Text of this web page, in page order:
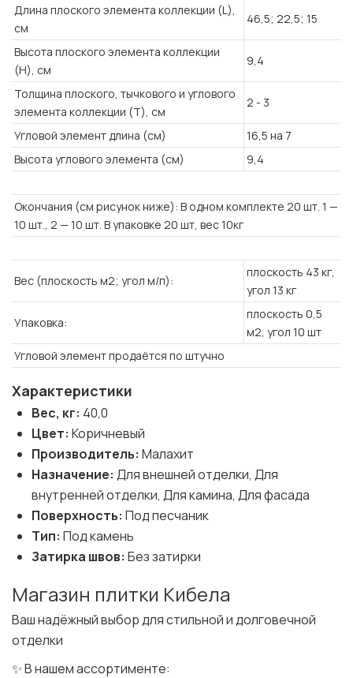
Длина плоского элемента коллекции (L),
см
46,5; 22,5; 15
Высота плоского элемента коллекции
(H), см
9,4
Толщина плоского, тычкового и углового
элемента коллекции (T), см
2 - 3
Угловой элемент длина (см)
16,5 на 7
Высота углового элемента (см)
9,4
Окончания (см рисунок ниже): В одном комплекте 20 шт. 1 —
10 шт., 2 — 10 шт. В упаковке 20 шт, вес 10кг
Вес (плоскость м2; угол м/п):
плоскость 43 кг,
угол 13 кг
Упаковка:
плоскость 0,5
м2, угол 10 шт
Угловой элемент продаётся по штучно
Характеристики
Вес, кг: 40,0
Цвет: Коричневый
Производитель: Малахит
Назначение: Для внешней отделки, Для
внутренней отделки, Для камина, Для фасада
Поверхность: Под песчаник
Тип: Под камень
Затирка швов: Без затирки
Магазин плитки Кибела
Ваш надёжный выбор для стильной и долговечной
отделки
✨ В нашем ассортименте: